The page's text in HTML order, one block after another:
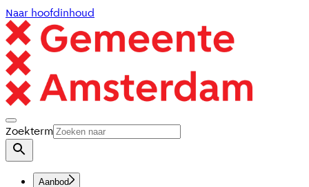
Naar hoofdinhoud
Zoekterm
Aanbod